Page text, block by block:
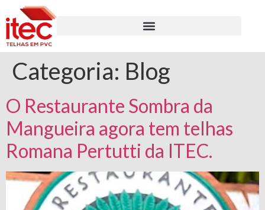
Categoria: Blog
O Restaurante Sombra da
Mangueira agora tem telhas
Romana Pertutti da ITEC.